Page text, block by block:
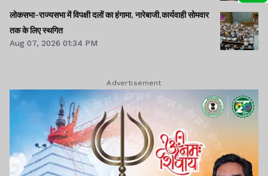
लोकसभा-राज्यसभा में विपक्षी दलों का हंगामा, नारेबाजी,कार्यवाही सोमवार
तक के लिए स्थगित
Aug 07, 2026 01:34 PM
Advertisement